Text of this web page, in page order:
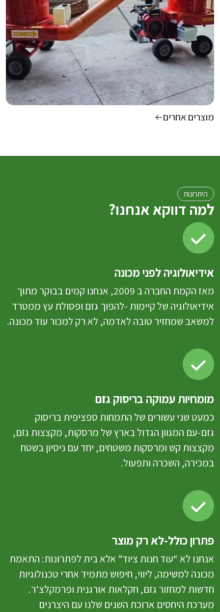
מוצרים אחרים
היתרונות
למה דווקא אנחנו?
אידיאולוגיה לפני מכונה
מאז הקמת החברה ב 2009, אנחנו קמים בבוקר מתוך
אידיאולוגיה של קיימות -להפוך גזם ופסולת עץ ממטרד
למשאב שמחזיר טובה לאדמה, לא רק למכור עוד מכונה.
מומחיות עמוקה בריסוק גזם
כמעט שני עשורים של התמחות ספציפית בריסוק
גזם-עם המגוון הגדול בארץ של מרסקות, מקצצות גזם,
מקצצות קש ומרסקות משטחים, יחד עם ניסיון בשטח
במכירה, השכרה ותפעול.
פתרון כולל-לא רק מוצר
אנחנו לא “עוד חנות ציוד” אלא בית לפתרונות: התאמת
מכונה למשימה, ליווי, חיפוש מתמיד אחרי טכנולוגיות
חדשות למחזור גזם, חקלאות אורגנית ופרמקלצ’ר.
מערכת היחסים ארוכת השנים שלנו עם היצרנים